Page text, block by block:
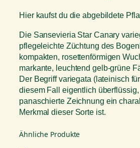
Hier kaufst du die abgebildete
Die Sansevieria Star Canary
pflegeleichte Züchtung des
kompakten, rosettenförmigen
markante, leuchtend gelb-grüne
Der Begriff variegata (lateinisch
diesem Fall eigentlich
panaschierte Zeichnung ein
Merkmal dieser Sorte ist.
Ähnliche Produkte